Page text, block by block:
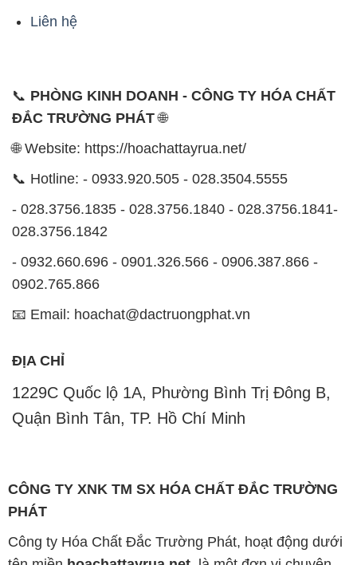
Liên hệ
📞 PHÒNG KINH DOANH - CÔNG TY HÓA CHẤT
ĐẮC TRƯỜNG PHÁT🌐
🌐 Website: https://hoachattayrua.net/
📞 Hotline: - 0933.920.505 - 028.3504.5555
- 028.3756.1835 - 028.3756.1840 - 028.3756.1841-
028.3756.1842
- 0932.660.696 - 0901.326.566 - 0906.387.866 -
0902.765.866
📧 Email: hoachat@dactruongphat.vn
ĐỊA CHỈ
1229C Quốc lộ 1A, Phường Bình Trị Đông B,
Quận Bình Tân, TP. Hồ Chí Minh
CÔNG TY XNK TM SX HÓA CHẤT ĐẮC TRƯỜNG
PHÁT
Công ty Hóa Chất Đắc Trường Phát, hoạt động dưới